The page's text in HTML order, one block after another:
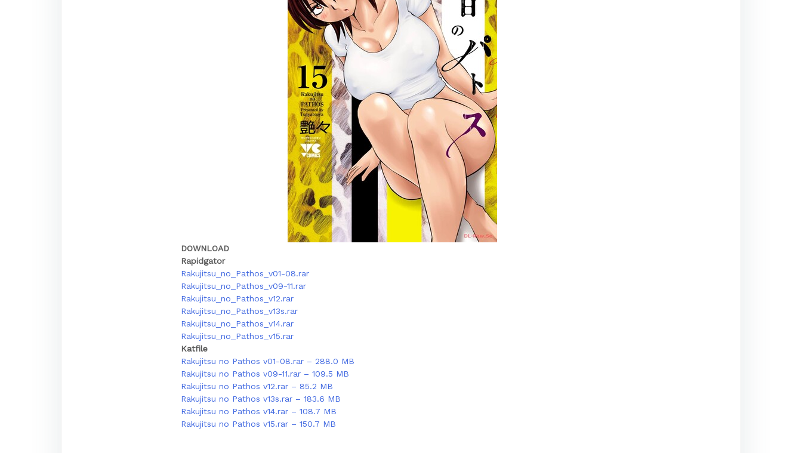
DOWNLOAD
Rapidgator
Rakujitsu_no_Pathos_v01-08.rar
Rakujitsu_no_Pathos_v09-11.rar
Rakujitsu_no_Pathos_v12.rar
Rakujitsu_no_Pathos_v13s.rar
Rakujitsu_no_Pathos_v14.rar
Rakujitsu_no_Pathos_v15.rar
Katfile
Rakujitsu no Pathos v01-08.rar – 288.0 MB
Rakujitsu no Pathos v09-11.rar – 109.5 MB
Rakujitsu no Pathos v12.rar – 85.2 MB
Rakujitsu no Pathos v13s.rar – 183.6 MB
Rakujitsu no Pathos v14.rar – 108.7 MB
Rakujitsu no Pathos v15.rar – 150.7 MB